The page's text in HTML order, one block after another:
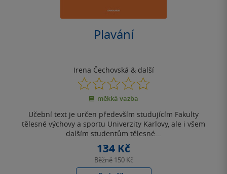
Plavání
Irena Čechovská & další
0.0
z
5
měkká vazba
Učební text je určen především studujícím Fakulty
tělesné výchovy a sportu Univerzity Karlovy, ale i všem
dalším studentům tělesné...
134 Kč
Běžně 150 Kč